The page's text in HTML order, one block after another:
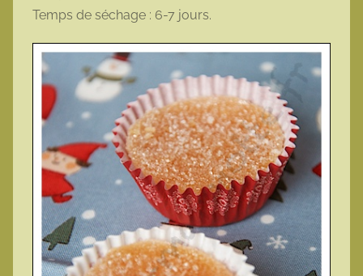
Temps de séchage : 6-7 jours.